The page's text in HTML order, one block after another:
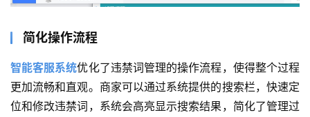
简化操作流程
智能客服系统优化了违禁词管理的操作流程，使得整个过程
更加流畅和直观。商家可以通过系统提供的搜索栏，快速定
位和修改违禁词，系统会高亮显示搜索结果，简化了管理过